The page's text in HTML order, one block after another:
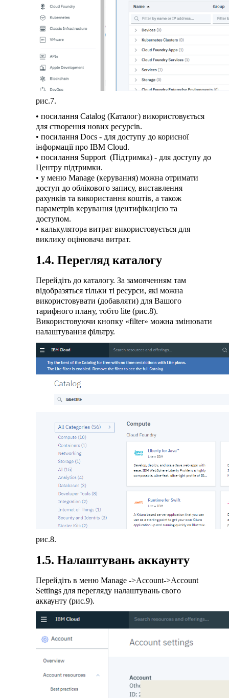
рис.7.
• посилання Catalog (Каталог) використовується
для створення нових ресурсів.
• посилання Docs - для доступу до корисної
інформації про IBM Cloud.
• посилання Support (Підтримка) - для доступу до
Центру підтримки.
• у меню Manage (керування) можна отримати
доступ до облікового запису, виставлення
рахунків та використання коштів, а також
параметрів керування ідентифікацією та
доступом.
• калькулятора витрат використовується для
виклику оцінювача витрат.
1.4. Перегляд каталогу
Перейдіть до каталогу. За замовченням там
відобразяться тільки ті ресурси, які можна
використовувати (добавляти) для Вашого
тарифного плану, тобто lite (рис.8).
Використовуючи кнопку «filter» можна змінювати
налаштування фільтру.
рис.8.
1.5. Налаштувань аккаунту
Перейдіть в меню Manage ->Account->Account
Settings для перегляду налаштувань свого
аккаунту (рис.9).